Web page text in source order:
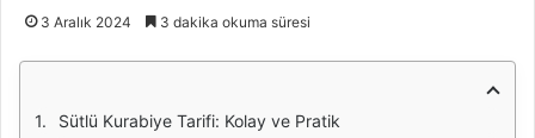
3 Aralık 2024 3 dakika okuma süresi
Sütlü Kurabiye Tarifi: Kolay ve Pratik